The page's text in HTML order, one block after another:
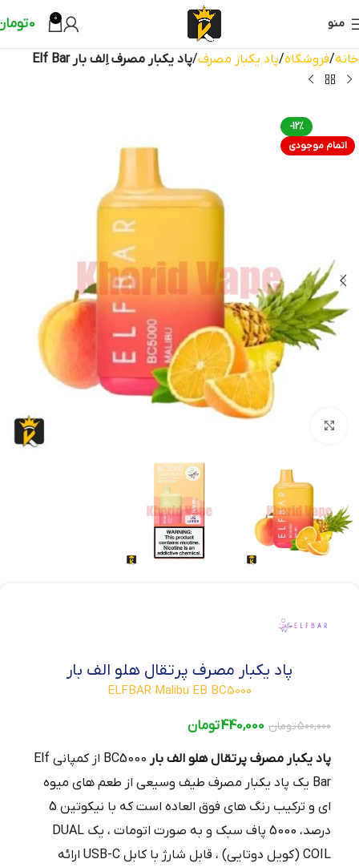
منو 0
0
خانه فروشگاه پاد یکبار مصرف پاد یکبار مصرف اِلف بار Elf Bar
-12%
اتمام موجودی
پاد یکبار مصرف پرتقال هلو الف بار
ELFBAR Malibu EB BC5000
500,000تومان 440,000تومان
پاد یکبار مصرف پرتقال هلو الف بار
BC5000 از کمپانی Elf
Bar یک پاد یکبار مصرف طیف وسیعی از طعم های میوه
ای و ترکیب رنگ های فوق العاده است که با نیکوتین 5
درصد، 5000 پاف سبک و به صورت اتومات ، یک DUAL
COIL (کویل دوتایی) ، قابل شارژ با کابل USB-C ارائه